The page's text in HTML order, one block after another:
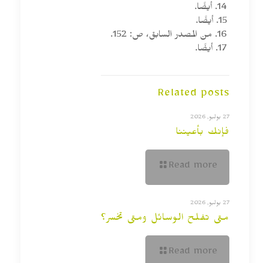
14. أيضًا.
15. أيضًا.
16. من المصدر السابق، ص: 152.
17. أيضًا.
Related posts
27 يوليو, 2026
فإنك بأعيننا
Read more
27 يوليو, 2026
متى تفلح الوسائل ومتى تخسر؟
Read more